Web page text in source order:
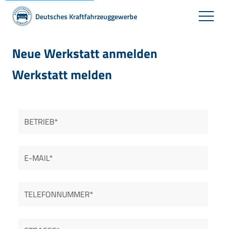
Deutsches Kraftfahrzeuggewerbe
Neue Werkstatt anmelden
Werkstatt melden